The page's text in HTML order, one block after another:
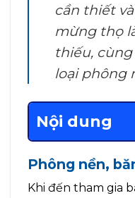
cần thiết
mừng thọ
thiếu,
loại phông
Nội dung
Phông nền,
Khi đến tham gia